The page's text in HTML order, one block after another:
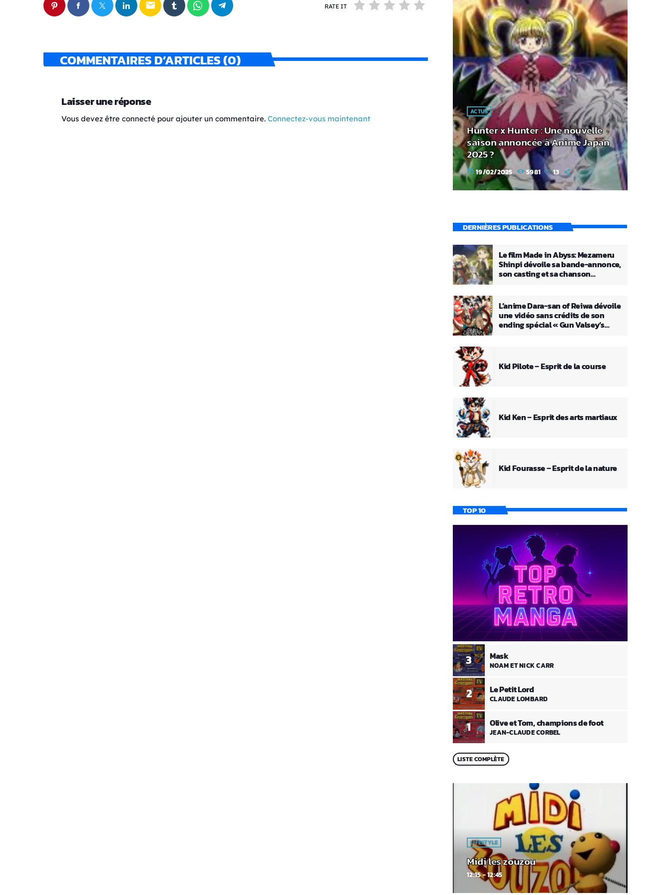
email RATE IT
COMMENTAIRES D’ARTICLES (0)
Laisser une réponse
Vous devez être connecté pour ajouter un commentaire. Connectez-vous maintenant
ACTUS
Hunter x Hunter : Une nouvelle
saison annoncée à Anime Japan
2025 ?
today 19/02/2025 5981 13
DERNIÈRES PUBLICATIONS
Le film Made in Abyss: Mezameru
Shinpi dévoile sa bande-annonce,
son casting et sa chanson
L’anime Dara-san of Reiwa dévoile
une vidéo sans crédits de son
ending spécial « Gun Valsey’s
Kid Pilote – Esprit de la course
Kid Ken – Esprit des arts martiaux
Kid Fourasse – Esprit de la nature
TOP 10
1 Olive et Tom, champions de foot
JEAN-CLAUDE CORBEL
2 Le Petit Lord
CLAUDE LOMBARD
3 Mask
NOAM ET NICK CARR
LISTE COMPLÈTE
LIFESTYLE
Midi les zouzou
12:15 - 12:45